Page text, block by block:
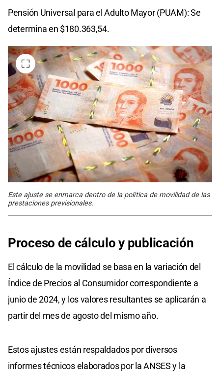
Pensión Universal para el Adulto Mayor (PUAM): Se
determina en $180.363,54.
Este ajuste se enmarca dentro de la política de movilidad de las
prestaciones previsionales.
Proceso de cálculo y publicación
El cálculo de la movilidad se basa en la variación del
Índice de Precios al Consumidor correspondiente a
junio de 2024, y los valores resultantes se aplicarán a
partir del mes de agosto del mismo año.
Estos ajustes están respaldados por diversos
informes técnicos elaborados por la ANSES y la